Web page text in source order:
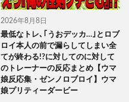
2026年8月8日
最低なトレ､｢うおデッカ…｣とロブ
ロイ本人の前で漏らしてしまい全
てが終わる!?に対してのに対して
のトレーナーの反応まとめ【ウマ
娘反応集・ゼンノロブロイ】ウマ
娘プリティーダービー